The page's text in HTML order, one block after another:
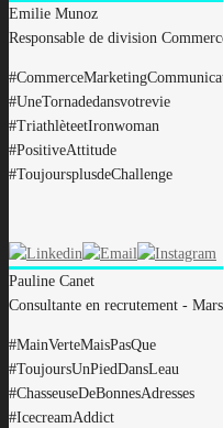
Emilie Munoz
Responsable de division
#UneTornadedansvotrevie
#TriathlèteetIronwoman
#PositiveAttitude
#ToujoursplusdeChallenge
Pauline Canet
Consultante en recrutement -
#MainVerteMaisPasQue
#ToujoursUnPiedDansLeau
#ChasseuseDeBonnesAdresses
#IcecreamAddict